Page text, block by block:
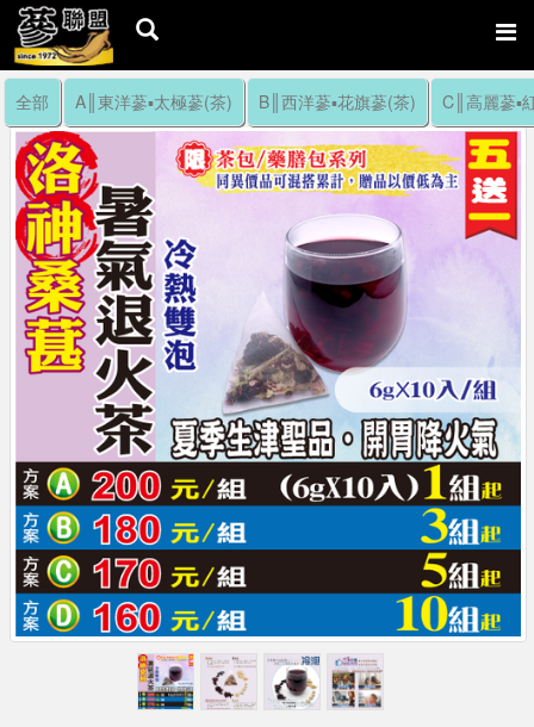
全部 A║東洋蔘▪太極蔘(茶) B║西洋蔘▪花旗蔘(茶) C║高麗蔘▪